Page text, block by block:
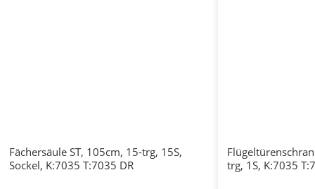
Fächersäule ST, 105cm, 15-trg, 15S,
Sockel, K:7035 T:7035 DR
trg, 1S, K:7035